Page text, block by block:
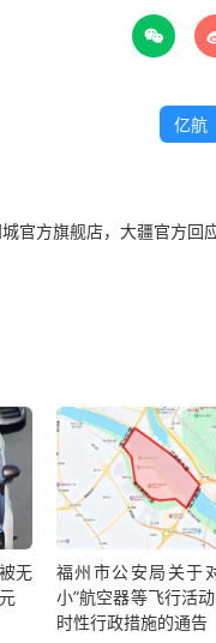

亿航
官方旗舰店，大疆官方回
无
福州市公安局关于
小”航空器等飞行活
时性行政措施的通告